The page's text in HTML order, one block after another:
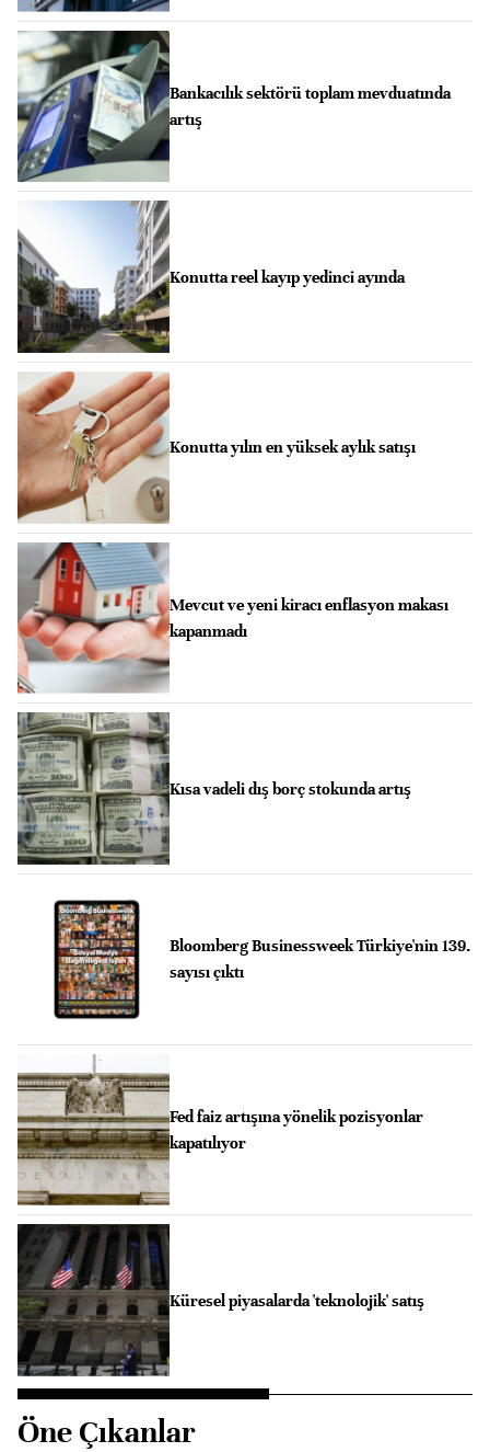
Bankacılık sektörü toplam mevduatında
artış
Konutta reel kayıp yedinci ayında
Konutta yılın en yüksek aylık satışı
Mevcut ve yeni kiracı enflasyon makası
kapanmadı
Kısa vadeli dış borç stokunda artış
Bloomberg Businessweek Türkiye'nin 139.
sayısı çıktı
Fed faiz artışına yönelik pozisyonlar
kapatılıyor
Küresel piyasalarda 'teknolojik' satış
Öne Çıkanlar